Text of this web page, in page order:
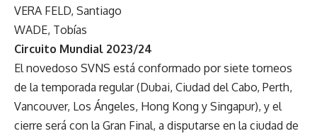
VERA FELD, Santiago
WADE, Tobías
Circuito Mundial 2023/24
El novedoso SVNS está conformado por siete torneos
de la temporada regular (Dubai, Ciudad del Cabo, Perth,
Vancouver, Los Ángeles, Hong Kong y Singapur), y el
cierre será con la Gran Final, a disputarse en la ciudad de